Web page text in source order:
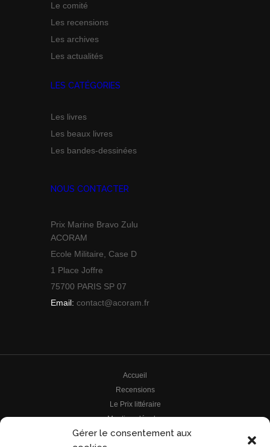
Gérer le consentement aux
Le comité
Les recensions
Les archives
Les actualités
LES CATÉGORIES
Les livres
Les beaux livres
Les bandes-dessinées
NOUS CONTACTER
Prix Marine Bravo Zulu
ACORAM
Ecole Militaire, Case D
1 Place Joffre
75700 PARIS SP 07
Email: contact@acoram.fr
Accueil
Recensions
Le Prix littéraire
Mentions légales
Le prix